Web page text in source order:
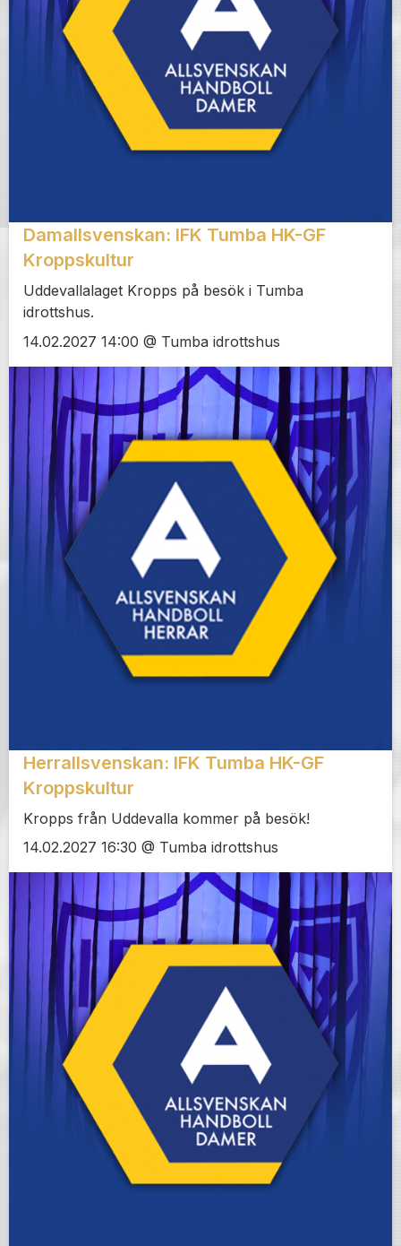
Damallsvenskan: IFK Tumba HK-GF
Kroppskultur
Uddevallalaget Kropps på besök i Tumba
idrottshus.
14.02.2027 14:00 @ Tumba idrottshus
Herrallsvenskan: IFK Tumba HK-GF
Kroppskultur
Kropps från Uddevalla kommer på besök!
14.02.2027 16:30 @ Tumba idrottshus